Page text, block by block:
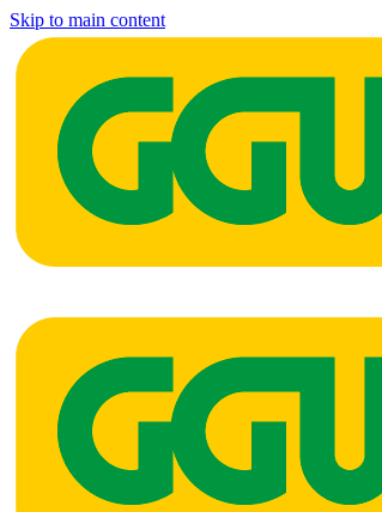
Skip to main content